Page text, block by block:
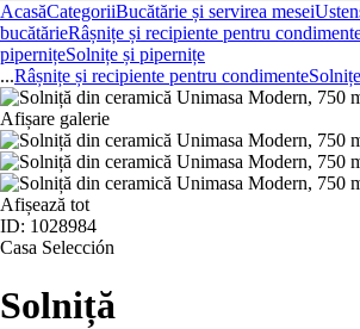
AcasăCategoriiBucătărie și servirea mesei
bucătărieRâșnițe și recipiente pentru
pipernițeSolnițe și pipernițe
...Râșnițe și recipiente pentru condimente
Afișare galerie
Afișează tot
ID: 1028984
Casa Selección
Solniță